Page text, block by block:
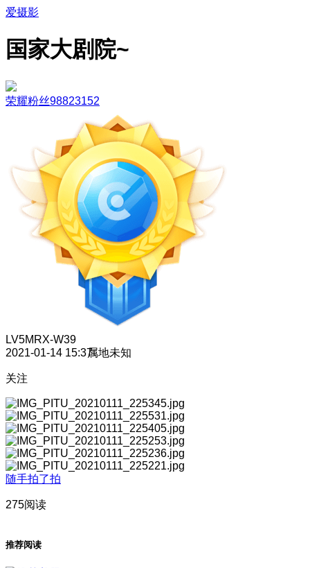
爱摄影
国家大剧院~
荣耀粉丝98823152
LV5MRX-W39
2021-01-14 15:37属地未知
关注
随手拍了拍
275阅读
推荐阅读